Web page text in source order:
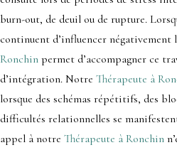
burn-out, de deuil ou de rupture.
continuent d’influencer négativement
Ronchin permet d’accompagner ce
d’intégration. Notre Thérapeute à
lorsque des schémas répétitifs, des
difficultés relationnelles se
appel à notre Thérapeute à Ronchin